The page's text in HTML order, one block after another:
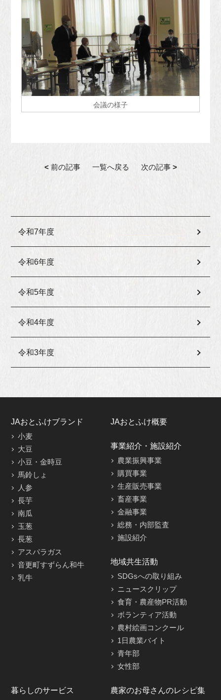
会議の様子
< 前の記事 一覧へ戻る 次の記事>
令和7年度
令和6年度
令和5年度
令和4年度
令和3年度
JAおとふけブランド
小麦
大豆
小豆・金時豆
馬鈴しょ
人参
長芋
南瓜
玉葱
長葱
アスパラガス
音更町すずらん和牛
乳牛
JAおとふけ概要
事業紹介・施設紹介
農業振興事業
購買事業
生産販売事業
畜産事業
金融事業
総務・内部監査
施設紹介
地域共生活動
SDGsへの取り組み
ニュースクリップ
食育・農産物PR活動
ボランティア活動
農村絵画コンクール
1日農業バイト
青年部
女性部
暮らしのサービス
農家のお母さんのレシピ集